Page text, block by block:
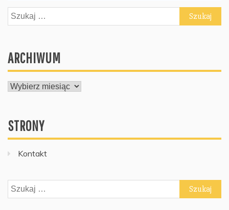
Szukaj:
ARCHIWUM
ARCHIWUM
STRONY
Kontakt
Szukaj: